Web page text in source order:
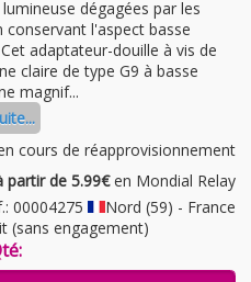
dégagées par les
l'aspect basse
adaptateur-douille à vis de
claire de type G9 à basse
magnif...
cours de réapprovisionnement
partir de 5.99€en Mondial Relay
00004275
Nord (59) - France
(sans engagement)